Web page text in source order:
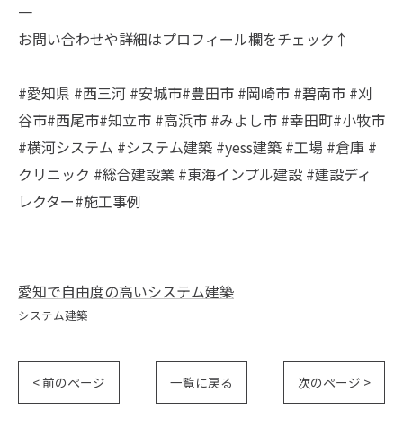
一
お問い合わせや詳細はプロフィール欄をチェック↑
#愛知県 #西三河 #安城市#豊田市 #岡崎市 #碧南市 #刈
谷市#西尾市#知立市 #高浜市 #みよし市 #幸田町#小牧市
#横河システム #システム建築 #yess建築 #工場 #倉庫 #
クリニック #総合建設業 #東海インプル建設 #建設ディ
レクター#施工事例
愛知で自由度の高いシステム建築
システム建築
< 前のページ 一覧に戻る 次のページ >